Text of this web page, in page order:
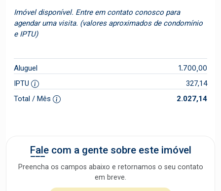
Imóvel disponível. Entre em contato conosco para
agendar uma visita. (valores aproximados de condomínio
e IPTU)
Aluguel 1.700,00
IPTU
327,14
Total / Mês
2.027,14
Fale com a gente sobre este imóvel
Preencha os campos abaixo e retornamos o seu contato
em breve.